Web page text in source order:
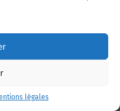
légales